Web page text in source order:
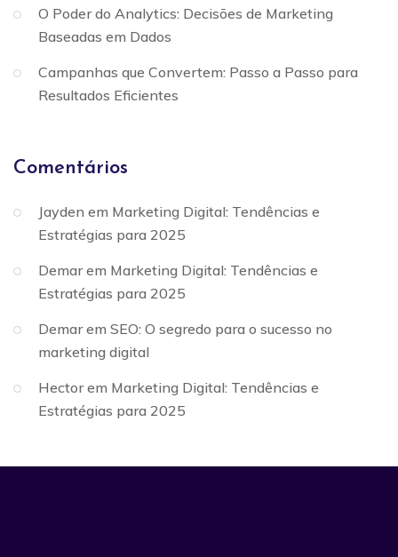
O Poder do Analytics: Decisões de Marketing
Baseadas em Dados
Campanhas que Convertem: Passo a Passo para
Resultados Eficientes
Comentários
Jayden em Marketing Digital: Tendências e
Estratégias para 2025
Demarem Marketing Digital: Tendências e
Estratégias para 2025
Demarem SEO: O segredo para o sucesso no
marketing digital
Hectorem Marketing Digital: Tendências e
Estratégias para 2025